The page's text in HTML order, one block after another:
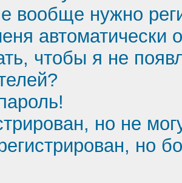
вообще нужно
автоматически
чтобы я не
но не
но